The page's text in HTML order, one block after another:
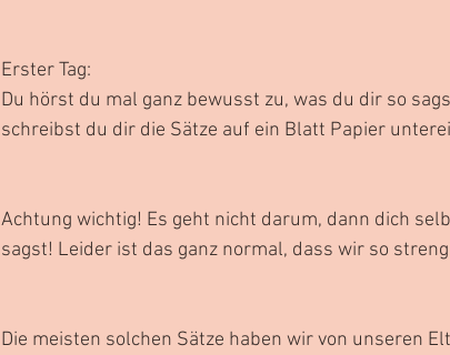
Erster Tag:
Du hörst du mal ganz bewusst zu, was du dir so
schreibst du dir die Sätze auf ein Blatt Papier
Achtung wichtig! Es geht nicht darum, dann dich
sagst! Leider ist das ganz normal, dass wir so
Die meisten solchen Sätze haben wir von unseren